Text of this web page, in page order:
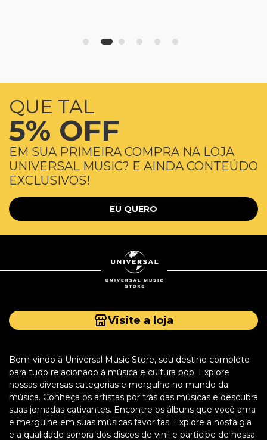
QUE TAL
5% OFF
EM SUA PRIMEIRA COMPRA NA LOJA
UNIVERSAL MUSIC? E AINDA CONTEÚDO
EXCLUSIVOS!
EU QUERO
Visite a loja
Bem-vindo à Universal Music Store, seu destino completo
para tudo relacionado à música e cultura pop. Explore
nossas diversas categorias e mergulhe no mundo da
música. Conheça os artistas por trás das músicas e descubra
suas jornadas cativantes. Encontre os álbuns que você ama
e mergulhe em suas músicas favoritas. Explore a nostalgia
e a qualidade sonora dos discos de vinil e participe de nossa